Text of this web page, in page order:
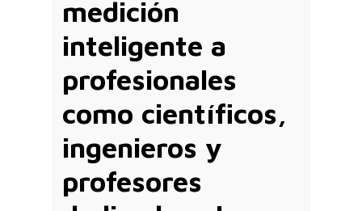
medición
inteligente a
profesionales
como científicos,
ingenieros y
profesores